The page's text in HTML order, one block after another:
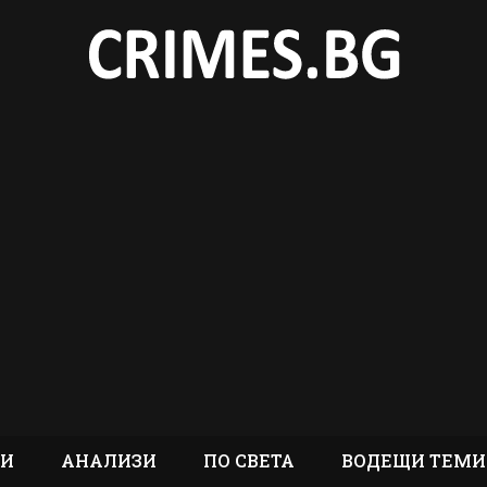
АНАЛИЗИ ПО СВЕТА ВОДЕЩИ ТЕМИ